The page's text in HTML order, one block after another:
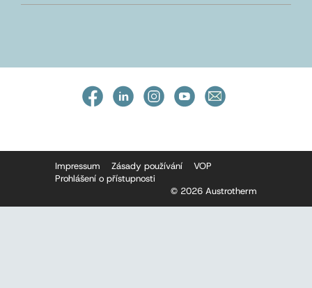
Impressum Zásady používání
VOP
Prohlášení o přístupnosti
© 2026 Austrotherm